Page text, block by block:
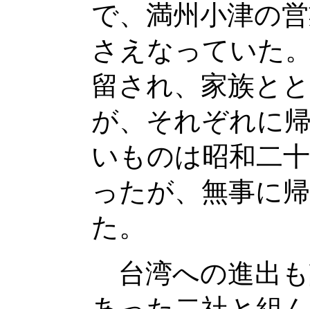
で、満州小津の
さえなっていた
留され、家族と
が、それぞれに
いものは昭和二
ったが、無事に
た。
台湾への進出